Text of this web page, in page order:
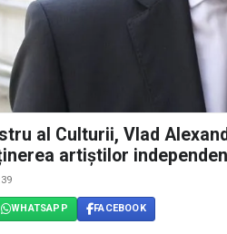
al Culturii, Vlad
artiștilor
WHATSAPP FACEBOOK